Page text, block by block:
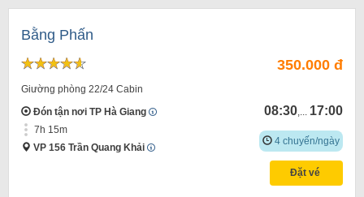
Bằng Phấn
Giường phòng 22/24 Cabin
Đón tận nơi TP Hà Giang
7h 15m
VP 156 Trần Quang Khải
350.000 đ
08:30 17:00
4 chuyến/ngày
Đặt vé